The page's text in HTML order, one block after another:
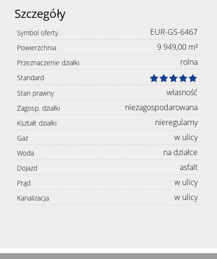
Szczegóły
Symbol oferty EUR-GS-6467
Powierzchnia 9 949,00 m²
Przeznaczenie działki rolna
Standard
Stan prawny
własność
Zagosp. działki niezagospodarowana
Kształt działki nieregularny
Gaz w ulicy
Woda na działce
Dojazd asfalt
Prąd w ulicy
Kanalizacja w ulicy